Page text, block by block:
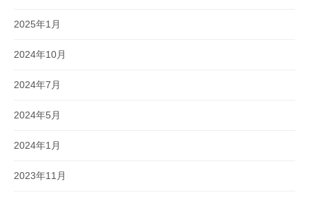
2025年1月
2024年10月
2024年7月
2024年5月
2024年1月
2023年11月